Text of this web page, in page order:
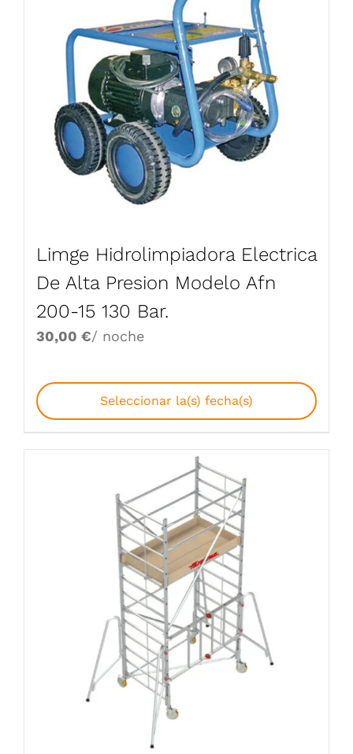
Limge Hidrolimpiadora Electrica
De Alta Presion Modelo Afn
200-15 130 Bar.
30,00 €/ noche
Seleccionar la(s) fecha(s)